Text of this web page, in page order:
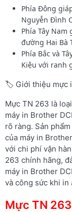
Phía Đông
Nguyễn Đình
Phía Tây
đường Hai Bà
Phía Bắc và
Kiệu với ranh
🏷️ Giới thiệu mực
Mực TN 263 là
máy in Brother
rõ ràng. Sản
của máy in
với chi phí vận
263 chính hãng,
máy in Brother
và công sức khi in
Mực TN